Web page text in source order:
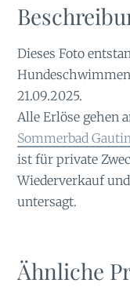
Dieses Foto
21.09.2025.
Alle Erlöse gehen
Sommerbad
ist für private
Wiederverkauf
untersagt.
Ähnliche